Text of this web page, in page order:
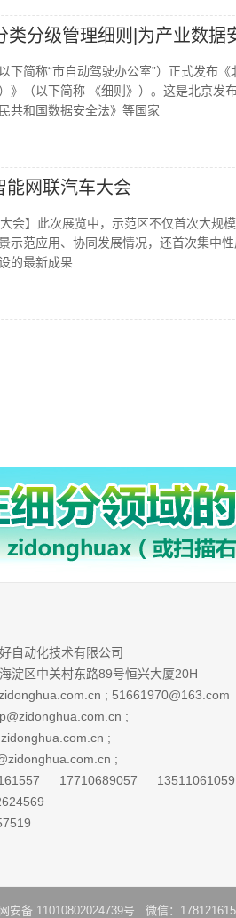
分级管理细则|为产业数据
简称“市自动驾驶办公室”）正式发布《
》（以下简称 《细则》）。这是北京发
共和国数据安全法》等国家
能网联汽车大会
会】此次展览中，示范区不仅首次大规
示范应用、协同发展情况，还首次集中
的最新成果
自动化技术有限公司
区中关村东路89号恒兴大厦20H
; 51661970@163.com
;
;
;
17710689057
安备 11010802024739号 微信：